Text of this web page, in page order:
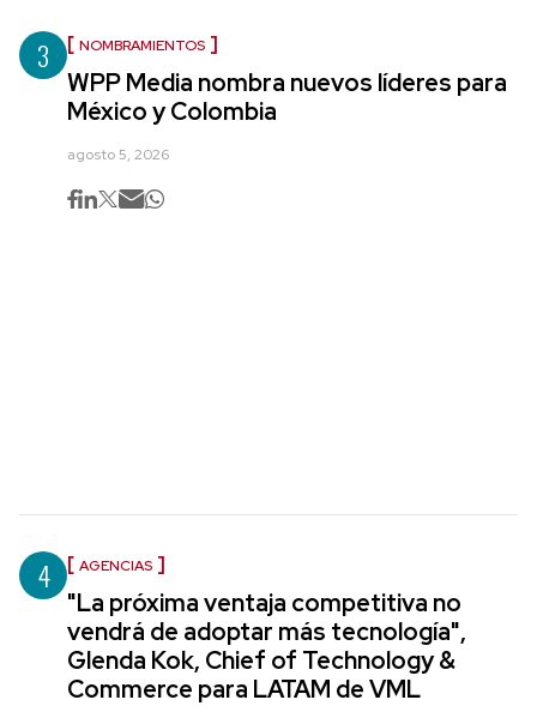
3 NOMBRAMIENTOS
WPP Media nombra nuevos líderes para
México y Colombia
agosto 5, 2026
4 AGENCIAS
"La próxima ventaja competitiva no
vendrá de adoptar más tecnología",
Glenda Kok, Chief of Technology &
Commerce para LATAM de VML